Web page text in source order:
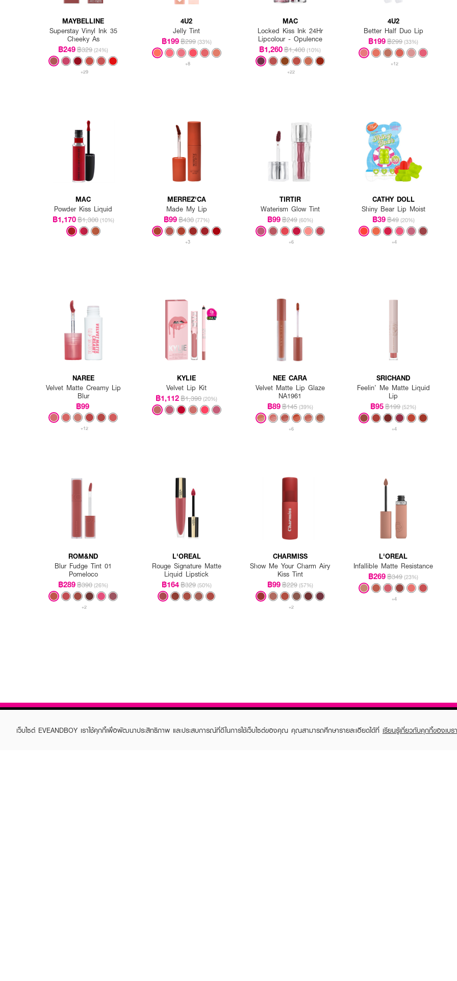
MAYBELLINE
Superstay Vinyl Ink 35
Cheeky As
฿249฿329 (24%)
+29
4U2
Jelly Tint
฿199฿299 (33%)
+8
MAC
Locked Kiss Ink 24Hr
Lipcolour - Opulence
฿1,260฿1,400 (10%)
+22
4U2
Better Half Duo Lip
฿199฿299 (33%)
+12
MAC
Powder Kiss Liquid
฿1,170฿1,300 (10%)
MERREZ'CA
Made My Lip
฿99฿430 (77%)
+3
TIRTIR
Waterism Glow Tint
฿99฿249 (60%)
+6
CATHY DOLL
Shiny Bear Lip Moist
฿39฿49 (20%)
+4
NAREE
Velvet Matte Creamy Lip
Blur
฿99
+12
KYLIE
Velvet Lip Kit
฿1,112฿1,390 (20%)
NEE CARA
Velvet Matte Lip Glaze
NA1961
฿89฿145 (39%)
+6
SRICHAND
Feelin’ Me Matte Liquid
Lip
฿95฿199 (52%)
+4
ROM&ND
Blur Fudge Tint 01
Pomeloco
฿289฿390 (26%)
+2
L'OREAL
Rouge Signature Matte
Liquid Lipstick
฿164฿329 (50%)
CHARMISS
Show Me Your Charm Airy
Kiss Tint
฿99฿229 (57%)
+2
L'OREAL
Infallible Matte Resistance
฿269฿349 (23%)
+4
เว็บไซต์ EVEANDBOY เราใช้คุกกี้เพื่อพัฒนาประสิทธิภาพ และประสบการณ์ที่ดีในการใช้เว็บไซต์ของคุณ คุณสามารถศึกษารายละเอียดได้ที่ เรียนรู้เกี่ยวกับคุกกี้ของเบร